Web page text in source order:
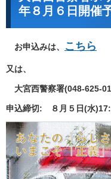
年８月６日開催
お申込みは、 こちら
又は、
大宮西警察署(048-625-
申込締切: ８月５日(水